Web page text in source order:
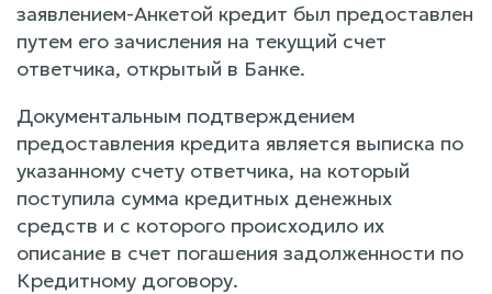
заявлением-Анкетой кредит был предоставлен
путем его зачисления на текущий счет
ответчика, открытый в Банке.
Документальным подтверждением
предоставления кредита является выписка по
указанному счету ответчика, на который
поступила сумма кредитных денежных
средств и с которого происходило их
описание в счет погашения задолженности по
Кредитному договору.